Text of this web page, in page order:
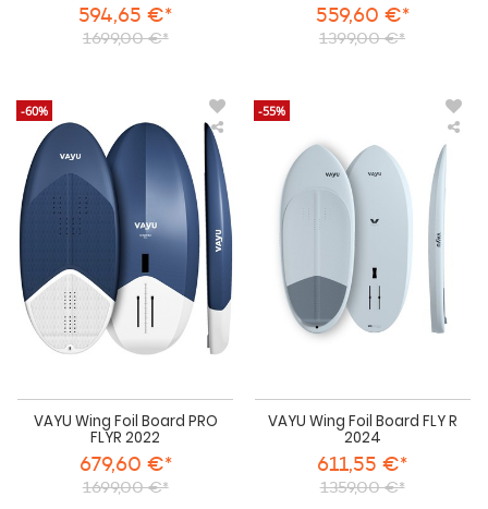
594,65 €*
1699,00 €*
559,60 €*
1399,00 €*
-60%
VAYU Wing Foil Board PRO
FLYR 2022
679,60 €*
1699,00 €*
Board
PRO
FLYR
-55%
VAYU Wing Foil Board FLY R
2024
611,55 €*
1359,00 €*